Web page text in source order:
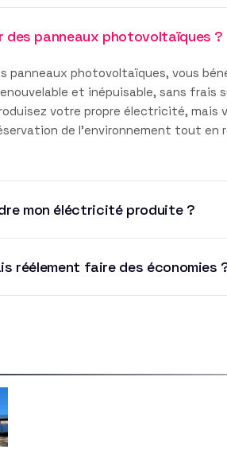
des panneaux photovoltaïques ?
panneaux photovoltaïques, vous
et inépuisable, sans frais
votre propre électricité, mais
de l'environnement tout en
mon éléctricité produite ?
réélement faire des économies